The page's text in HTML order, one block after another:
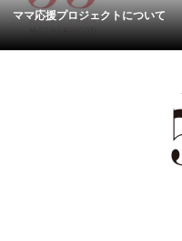
ママ応援プロジェクトについて